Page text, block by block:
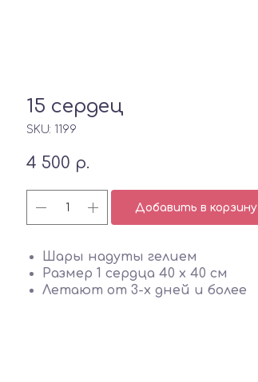
15 сердец
SKU: 1199
4 500 р.
Добавить в корзину
Шары надуты гелием
Размер 1 сердца 40 х 40 см
Летают от 3-х дней и более